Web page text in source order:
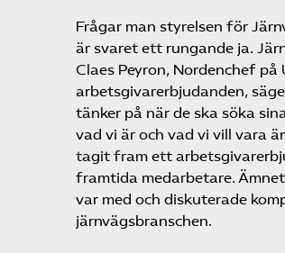
Frågar man styrelsen för
är svaret ett rungande ja.
Claes Peyron, Nordenchef på
arbetsgivarerbjudanden,
tänker på när de ska söka
vad vi är och vad vi vill vara
tagit fram ett
framtida medarbetare.
var med och diskuterade
järnvägsbranschen.